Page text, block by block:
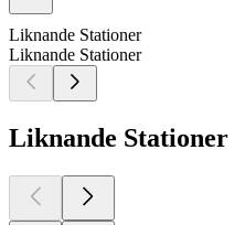
Liknande Stationer
Liknande Stationer
Liknande Stationer